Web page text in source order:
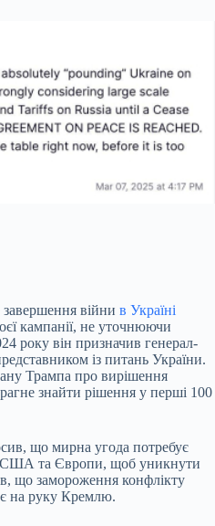
війни в Україні
кампанії, не уточнюючи
року він призначив генерал-
із питань України.
Трампа про вирішення
знайти рішення у перші 100
що мирна угода потребує
США та Європи, щоб уникнути
що замороження конфлікту
на руку Кремлю.